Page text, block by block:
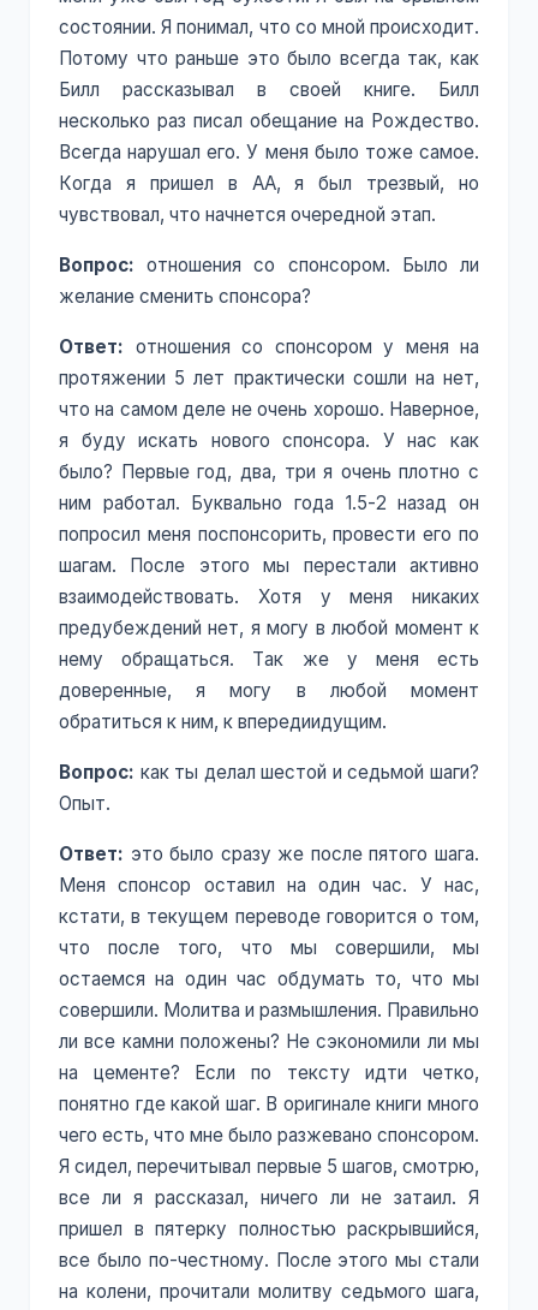
состоянии. Я понимал, что со мной происходит.
Потому что раньше это было всегда так, как
Билл рассказывал в своей книге. Билл
несколько раз писал обещание на Рождество.
Всегда нарушал его. У меня было тоже самое.
Когда я пришел в АА, я был трезвый, но
чувствовал, что начнется очередной этап.
Вопрос: отношения со спонсором. Было ли
желание сменить спонсора?
Ответ: отношения со спонсором у меня на
протяжении 5 лет практически сошли на нет,
что на самом деле не очень хорошо. Наверное,
я буду искать нового спонсора. У нас как
было? Первые год, два, три я очень плотно с
ним работал. Буквально года 1.5-2 назад он
попросил меня поспонсорить, провести его по
шагам. После этого мы перестали активно
взаимодействовать. Хотя у меня никаких
предубеждений нет, я могу в любой момент к
нему обращаться. Так же у меня есть
доверенные, я могу в любой момент
обратиться к ним, к впередиидущим.
Вопрос: как ты делал шестой и седьмой шаги?
Опыт.
Ответ: это было сразу же после пятого шага.
Меня спонсор оставил на один час. У нас,
кстати, в текущем переводе говорится о том,
что после того, что мы совершили, мы
остаемся на один час обдумать то, что мы
совершили. Молитва и размышления. Правильно
ли все камни положены? Не сэкономили ли мы
на цементе? Если по тексту идти четко,
понятно где какой шаг. В оригинале книги много
чего есть, что мне было разжевано спонсором.
Я сидел, перечитывал первые 5 шагов, смотрю,
все ли я рассказал, ничего ли не затаил. Я
пришел в пятерку полностью раскрывшийся,
все было по-честному. После этого мы стали
на колени, прочитали молитву седьмого шага,